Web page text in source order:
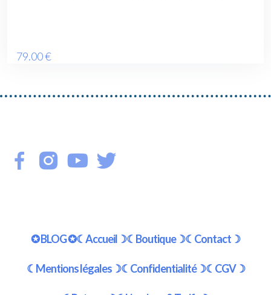
79.00€
✪ BLOG ✪☾Accueil☽☾Boutique☽☾Contact☽
☾Mentions légales☽☾Confidentialité☽☾CGV☽